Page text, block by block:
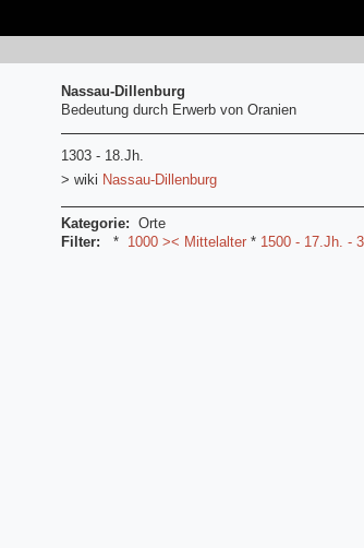
Nassau-Dillenburg
Bedeutung durch Erwerb von Oranien
1303 - 18.Jh.
> wiki Nassau-Dillenburg
Kategorie: Orte
Filter:
* 1000 >< Mittelalter * 1500 - 17.Jh. -